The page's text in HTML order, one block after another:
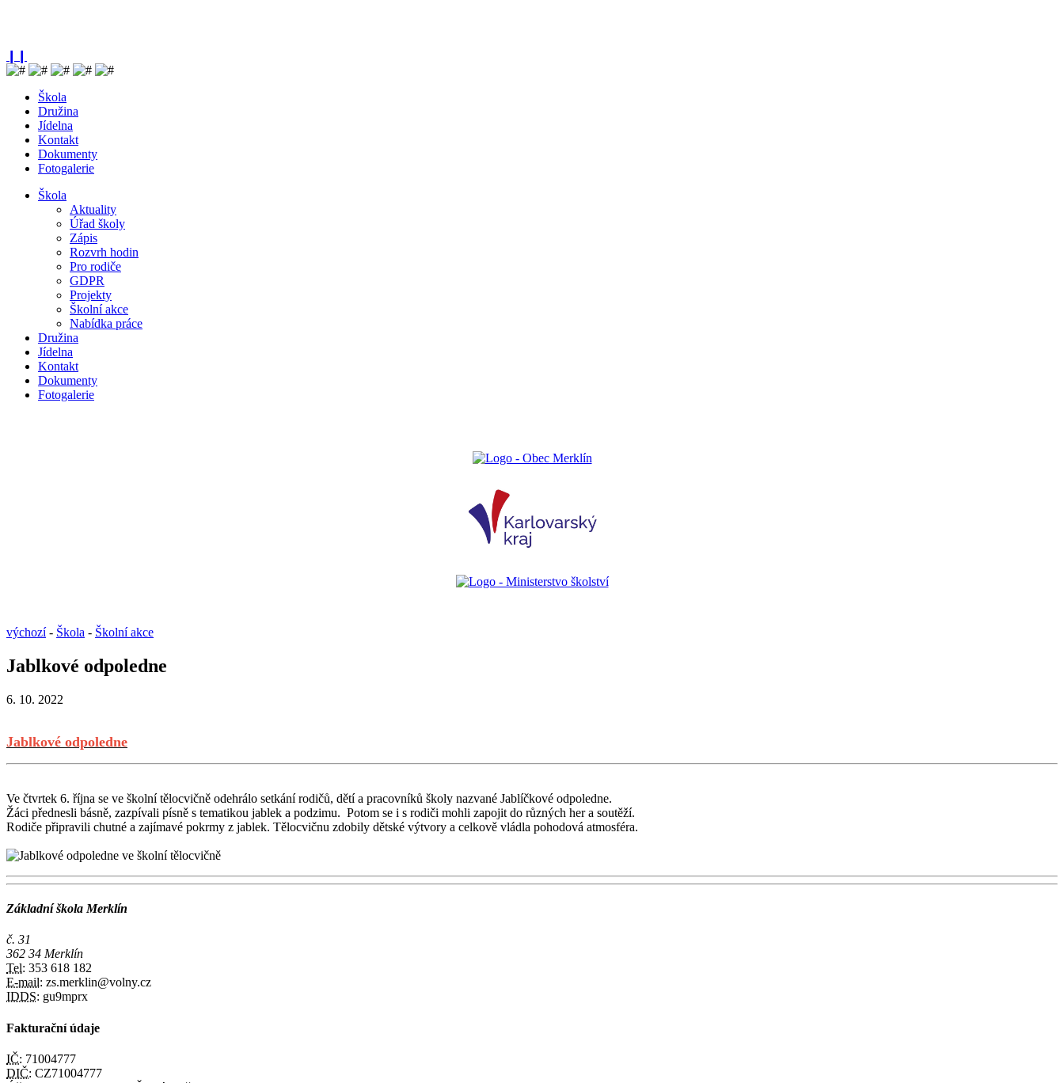
Škola
Družina
Jídelna
Kontakt
Dokumenty
Fotogalerie
Škola
Aktuality
Úřad školy
Zápis
Rozvrh hodin
Pro rodiče
GDPR
Projekty
Školní akce
Nabídka práce
Družina
Jídelna
Kontakt
Dokumenty
Fotogalerie
výchozí- Škola - Školní akce
Jablkové odpoledne
6. 10. 2022
Jablkové odpoledne
Ve čtvrtek 6. října se ve školní tělocvičně odehrálo setkání rodičů, dětí a pracovníků školy nazvané Jablíčkové odpoledne.
Žáci přednesli básně, zazpívali písně s tematikou jablek a podzimu. Potom se i s rodiči mohli zapojit do různých her a soutěží.
Rodiče připravili chutné a zajímavé pokrmy z jablek. Tělocvičnu zdobily dětské výtvory a celkově vládla pohodová atmosféra.
Základní škola Merklín
č. 31
362 34 Merklín
Tel: 353 618 182
E-mail: zs.merklin@volny.cz
IDDS: gu9mprx
Fakturační údaje
IČ: 71004777
DIČ: CZ71004777